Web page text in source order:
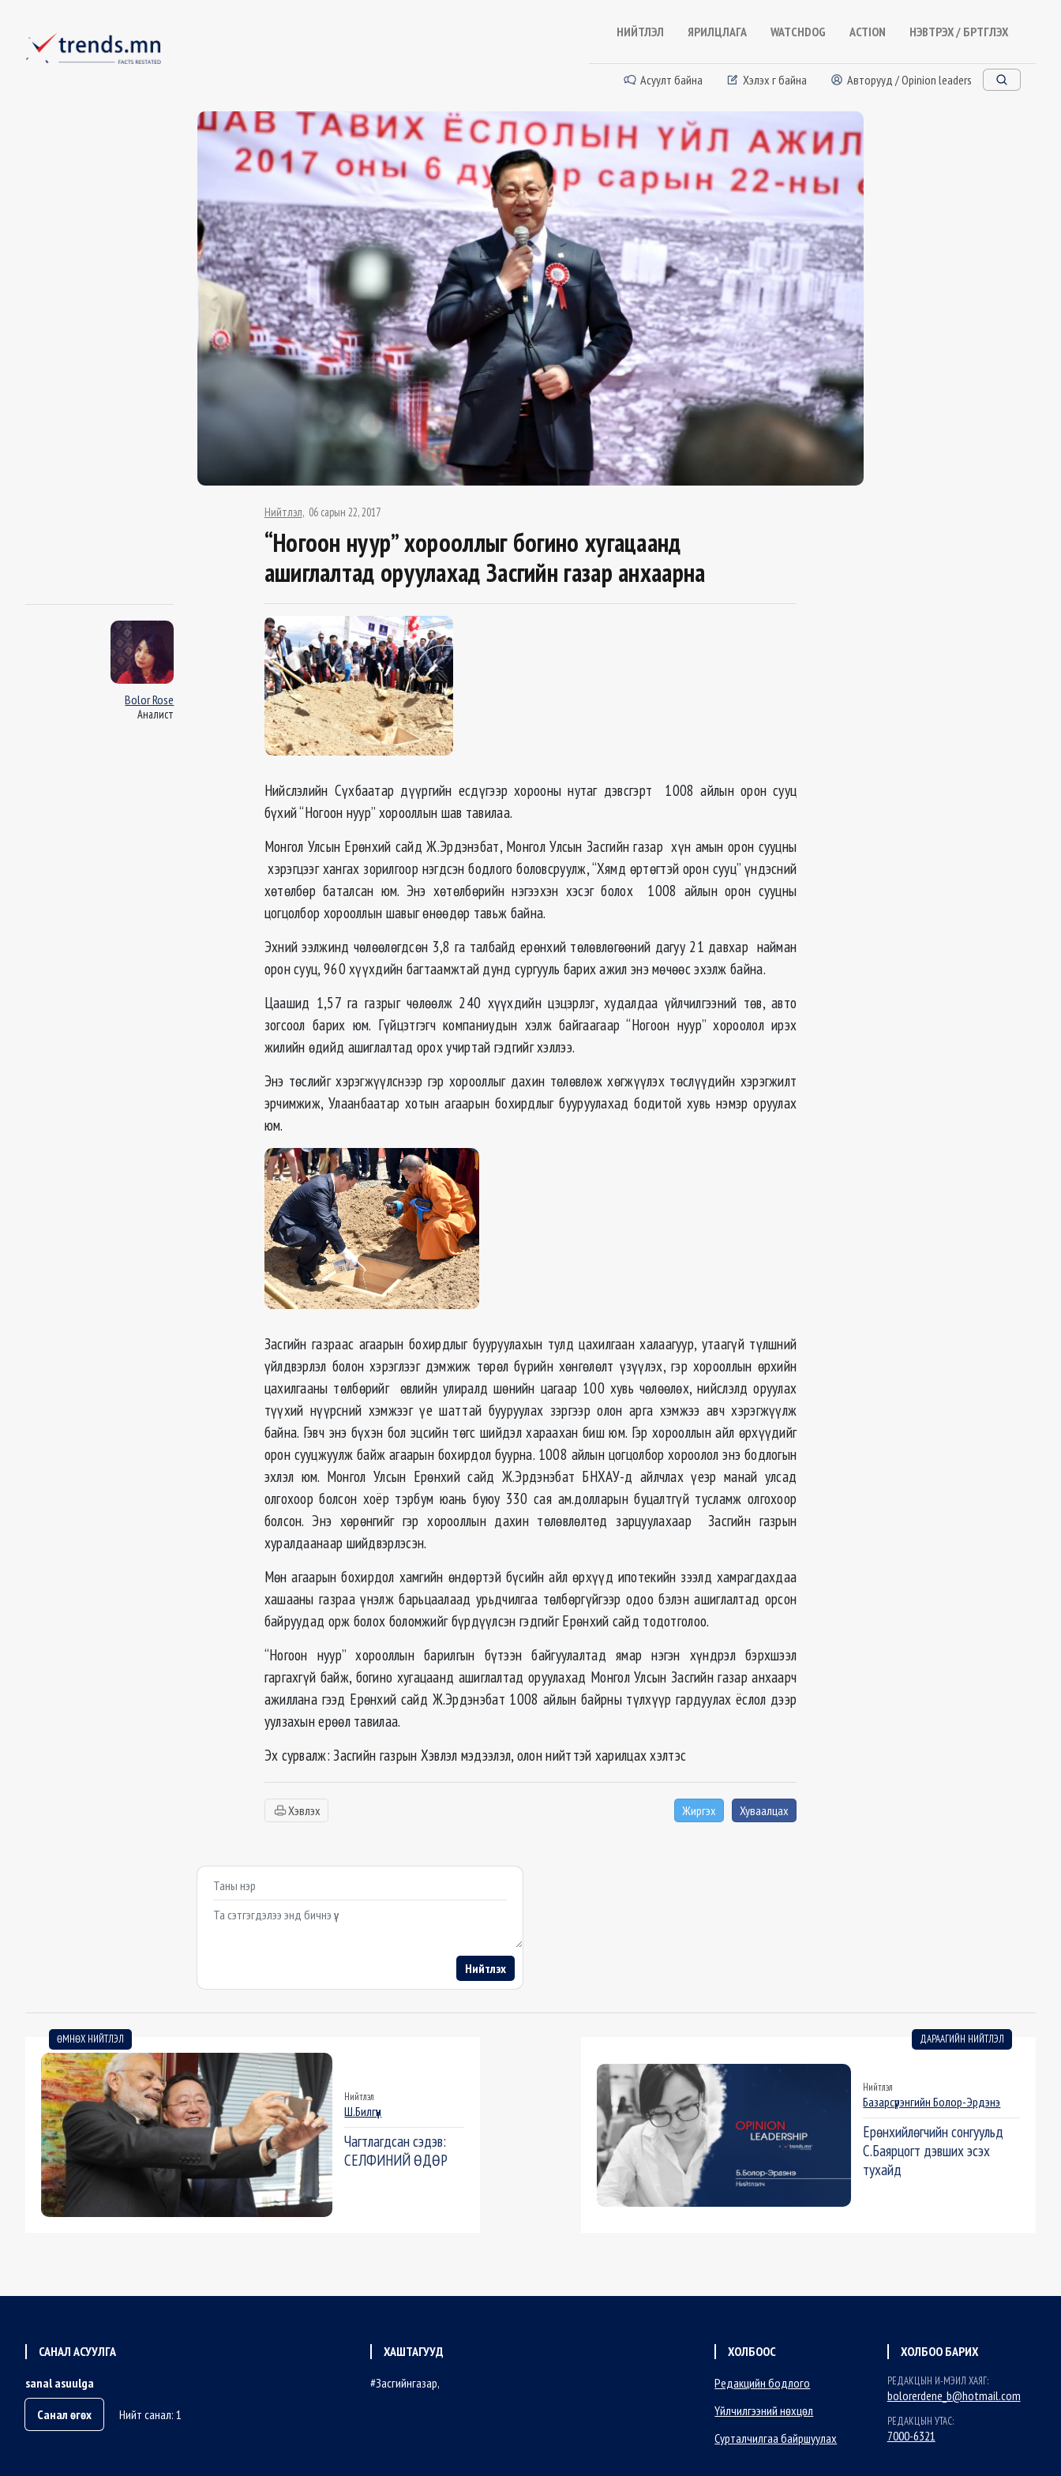
НИЙТЛЭЛ ЯРИЛЦЛАГА WATCHDOG ACTION НЭВТРЭХ / БҮРТГҮҮЛЭХ
Асуулт байна Хэлэх үг байна Авторууд / Opinion leaders
Нийтлэл 06 сарын 22, 2017
“Ногоон нуур” хорооллыг богино хугацаанд
ашиглалтад оруулахад Засгийн газар анхаарна
Bolor Rose
Аналист
Нийслэлийн Сүхбаатар дүүргийн есдүгээр хорооны нутаг дэвсгэрт 1008 айлын орон сууц
бүхий “Ногоон нуур” хорооллын шав тавилаа.
Монгол Улсын Ерөнхий сайд Ж.Эрдэнэбат, Монгол Улсын Засгийн газар хүн амын орон сууцны
хэрэгцээг хангах зорилгоор нэгдсэн бодлого боловсруулж, “Хямд өртөгтэй орон сууц” үндэсний
хөтөлбөр баталсан юм. Энэ хөтөлбөрийн нэгээхэн хэсэг болох 1008 айлын орон сууцны
цогцолбор хорооллын шавыг өнөөдөр тавьж байна.
Эхний ээлжинд чөлөөлөгдсөн 3,8 га талбайд ерөнхий төлөвлөгөөний дагуу 21 давхар найман
орон сууц, 960 хүүхдийн багтаамжтай дунд сургууль барих ажил энэ мөчөөс эхэлж байна.
Цаашид 1,57 га газрыг чөлөөлж 240 хүүхдийн цэцэрлэг, худалдаа үйлчилгээний төв, авто
зогсоол барих юм. Гүйцэтгэгч компаниудын хэлж байгаагаар “Ногоон нуур” хороолол ирэх
жилийн өдийд ашиглалтад орох учиртай гэдгийг хэллээ.
Энэ төслийг хэрэгжүүлснээр гэр хорооллыг дахин төлөвлөж хөгжүүлэх төслүүдийн хэрэгжилт
эрчимжиж, Улаанбаатар хотын агаарын бохирдлыг бууруулахад бодитой хувь нэмэр оруулах
юм.
Засгийн газраас агаарын бохирдлыг бууруулахын тулд цахилгаан халаагуур, утаагүй түлшний
үйлдвэрлэл болон хэрэглээг дэмжиж төрөл бүрийн хөнгөлөлт үзүүлэх, гэр хорооллын өрхийн
цахилгааны төлбөрийг өвлийн улиралд шөнийн цагаар 100 хувь чөлөөлөх, нийслэлд оруулах
түүхий нүүрсний хэмжээг үе шаттай бууруулах зэргээр олон арга хэмжээ авч хэрэгжүүлж
байна. Гэвч энэ бүхэн бол эцсийн төгс шийдэл хараахан биш юм. Гэр хорооллын айл өрхүүдийг
орон сууцжуулж байж агаарын бохирдол буурна. 1008 айлын цогцолбор хороолол энэ бодлогын
эхлэл юм. Монгол Улсын Ерөнхий сайд Ж.Эрдэнэбат БНХАУ-д айлчлах үеэр манай улсад
олгохоор болсон хоёр тэрбум юань буюу 330 сая ам.долларын буцалтгүй тусламж олгохоор
болсон. Энэ хөрөнгийг гэр хорооллын дахин төлөвлөлтөд зарцуулахаар Засгийн газрын
хуралдаанаар шийдвэрлэсэн.
Мөн агаарын бохирдол хамгийн өндөртэй бүсийн айл өрхүүд ипотекийн зээлд хамрагдахдаа
хашааны газраа үнэлж барьцаалаад урьдчилгаа төлбөргүйгээр одоо бэлэн ашиглалтад орсон
байруудад орж болох боломжийг бүрдүүлсэн гэдгийг Ерөнхий сайд тодотголоо.
“Ногоон нуур” хорооллын барилгын бүтээн байгуулалтад ямар нэгэн хүндрэл бэрхшээл
гаргахгүй байж, богино хугацаанд ашиглалтад оруулахад Монгол Улсын Засгийн газар анхаарч
ажиллана гээд Ерөнхий сайд Ж.Эрдэнэбат 1008 айлын байрны түлхүүр гардуулах ёслол дээр
уулзахын ерөөл тавилаа.
Эх сурвалж: Засгийн газрын Хэвлэл мэдээлэл, олон нийттэй харилцах хэлтэс
Хэвлэх Жиргэх Хуваалцах
Сэтгэгдэл бичих
Example textarea
Нийтлэх
ӨМНӨХ НИЙТЛЭЛ
Нийтлэл
Ш.Билгүүн
Чагтлагдсан сэдэв:
СЕЛФИНИЙ ӨДӨР
ДАРААГИЙН НИЙТЛЭЛ
Нийтлэл
Базарсүрэнгийн Болор-Эрдэнэ
Ерөнхийлөгчийн сонгуульд
С.Баярцогт дэвших эсэх
тухайд
САНАЛ АСУУЛГА
sanal asuulga
Санал өгөх
Нийт санал: 1
ХАШТАГУУД
Засгийнгазар
ХОЛБООС
Редакцийн бодлого
Үйлчилгээний нөхцөл
Сурталчилгаа байршуулах
ХОЛБОО БАРИХ
РЕДАКЦЫН И-МЭИЛ ХАЯГ:
bolorerdene_b@hotmail.com
РЕДАКЦЫН УТАС:
7000-6321